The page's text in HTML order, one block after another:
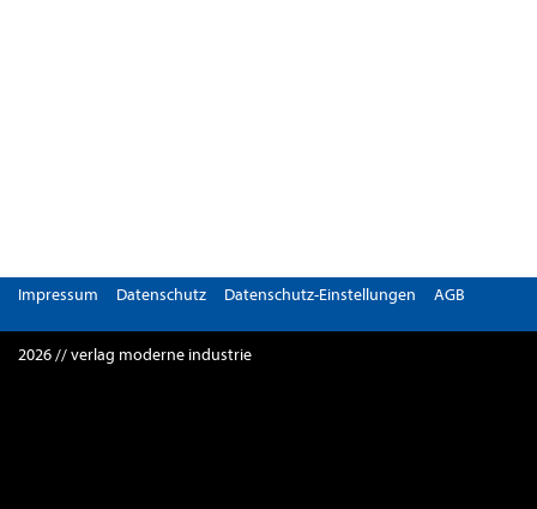
Impressum Datenschutz Datenschutz-Einstellungen AGB
2026 // verlag moderne industrie